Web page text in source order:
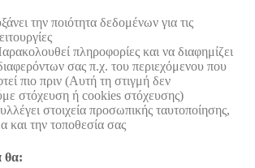
την ποιότητα δεδομένων για τις
πληροφορίες και να διαφημίζει
σας π.χ. του περιεχόμενου που
πιο πριν (Αυτή τη στιγμή δεν
στόχευση ή cookies στόχευσης)
στοιχεία προσωπικής ταυτοποίησης,
και την τοποθεσία σας
θα: